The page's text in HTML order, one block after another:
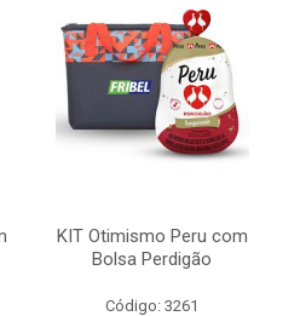
KIT Otimismo Peru com
Bolsa Perdigão
Código: 3261